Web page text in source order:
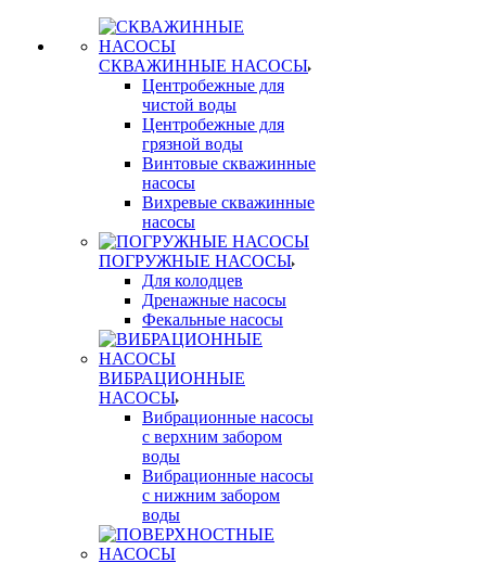
СКВАЖИННЫЕ НАСОСЫ
Центробежные для
чистой воды
Центробежные для
грязной воды
Винтовые скважинные
насосы
Вихревые скважинные
насосы
ПОГРУЖНЫЕ НАСОСЫ
Для колодцев
Дренажные насосы
Фекальные насосы
ВИБРАЦИОННЫЕ
НАСОСЫ
Вибрационные насосы
с верхним забором
воды
Вибрационные насосы
с нижним забором
воды